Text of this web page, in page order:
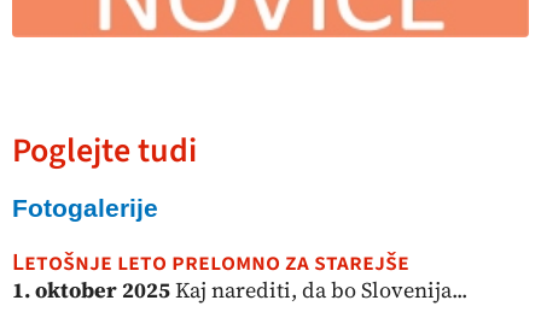
Poglejte tudi
Fotogalerije
Letošnje leto prelomno za starejše
1. oktober 2025Kaj narediti, da bo Slovenija...